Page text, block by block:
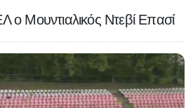
ο Μουντιαλικός Ντεβί Επασί